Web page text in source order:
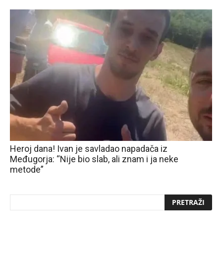
Heroj dana! Ivan je savladao napadača iz
Međugorja: “Nije bio slab, ali znam i ja neke
metode”